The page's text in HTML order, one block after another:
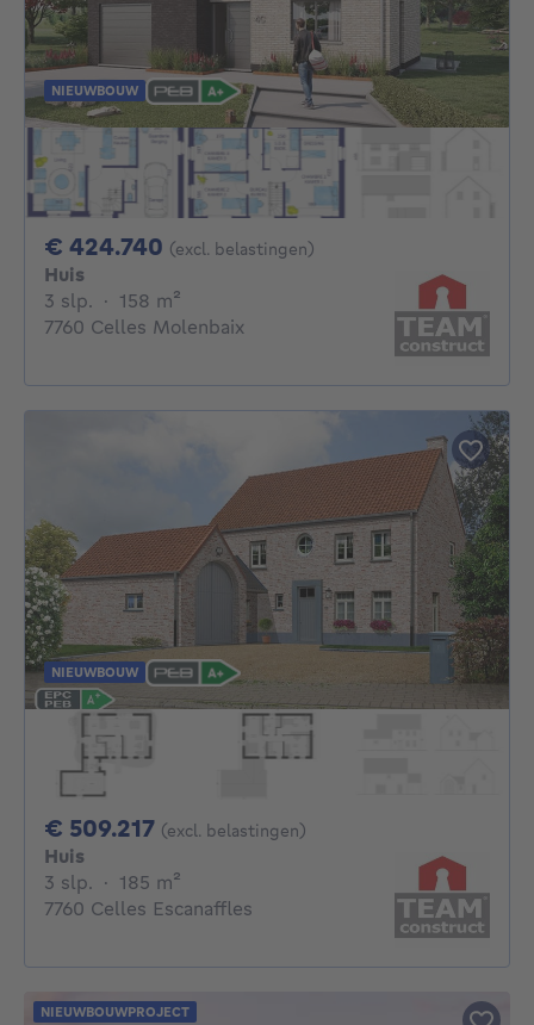
NIEUWBOUW
€ 424.740 424740€
(excl. belastingen)
Huis
3 slp. 3 slaapkamers
· 158 m²
7760 Celles Molenbaix
NIEUWBOUW
€ 509.217 509217€
(excl. belastingen)
Huis
3 slp. 3 slaapkamers
· 185 m²
7760 Celles Escanaffles
NIEUWBOUWPROJECT